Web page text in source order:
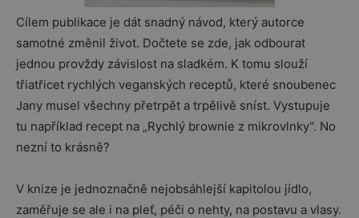
Cílem publikace je dát snadný návod, který autorce
samotné změnil život. Dočtete se zde, jak odbourat
jednou provždy závislost na sladkém. K tomu slouží
třiatřicet rychlých veganských receptů, které snoubenec
Jany musel všechny přetrpět a trpělivě sníst. Vystupuje
tu například recept na „Rychlý brownie z mikrovlnky“. No
nezní to krásně?
V knize je jednoznačně nejobsáhlejší kapitolou jídlo,
zaměřuje se ale i na pleť, péči o nehty, na postavu a vlasy.